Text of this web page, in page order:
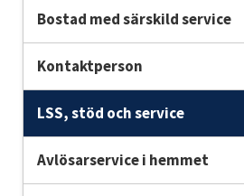
Bostad med särskild service
Kontaktperson
LSS, stöd och service
Avlösarservice i hemmet